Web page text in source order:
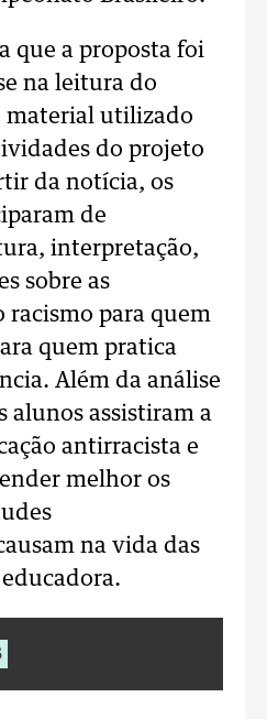
que a proposta foi
na leitura do
material utilizado
do projeto
da notícia, os
de
interpretação,
sobre as
racismo para quem
quem pratica
Além da análise
alunos assistiram a
antirracista e
melhor os
na vida das